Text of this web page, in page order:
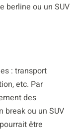
berline ou un SUV
: transport
etc. Par
des
break ou un SUV
être